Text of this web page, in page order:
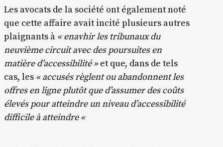
Les avocats de la société ont également noté
que cette affaire avait incité plusieurs autres
plaignants à « enavhir les tribunaux du
neuvième circuit avec des poursuites en
matière d’accessibilité »et que, dans de tels
cas, les « accusés règlent ou abandonnent les
offres en ligne plutôt que d’assumer des coûts
élevés pour atteindre un niveau d’accessibilité
difficile à atteindre «